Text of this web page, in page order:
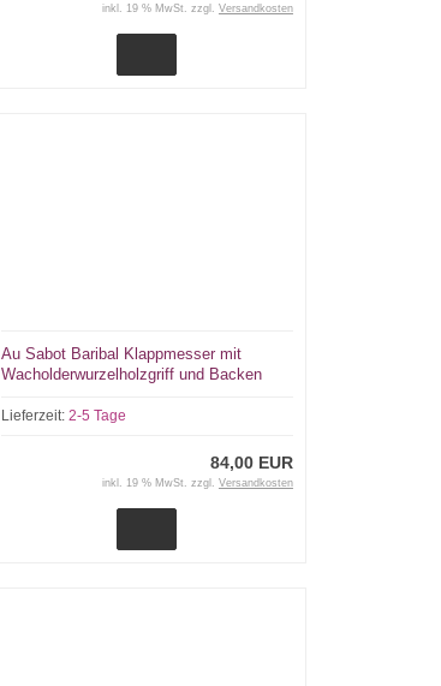
inkl. 19 % MwSt. zzgl. Versandkosten
Au Sabot Baribal Klappmesser mit
Wacholderwurzelholzgriff und Backen
Lieferzeit: 2-5 Tage
84,00 EUR
inkl. 19 % MwSt. zzgl. Versandkosten